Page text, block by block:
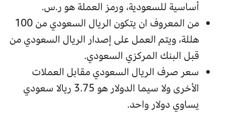
أساسية للسعودية، ورمز العملة هو ر.س.
من المعروف ان يتكون الريال السعودي من 100
هللة، ويتم العمل على إصدار الريال السعودي من
قبل البنك المركزي السعودي.
سعر صرف الريال السعودي مقابل العملات
الأخرى ولا سيما الدولار هو 3.75 ريالا سعودي
يساوي دولار واحد.